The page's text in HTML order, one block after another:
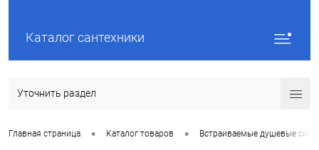
Каталог сантехники
Уточнить раздел
Главная страница • Каталог товаров • Встраиваемые душевые